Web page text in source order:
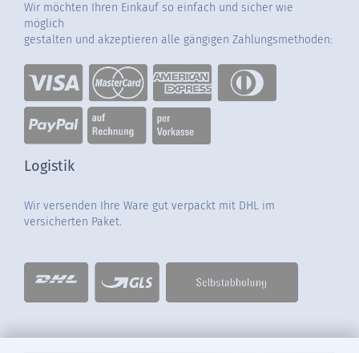
Wir möchten Ihren Einkauf so einfach und sicher wie
möglich
gestalten und akzeptieren alle gängigen Zahlungsmethoden:
Logistik
Wir versenden Ihre Ware gut verpackt mit DHL im
versicherten Paket.